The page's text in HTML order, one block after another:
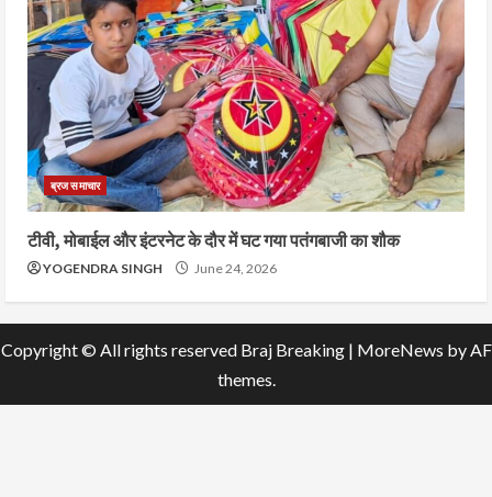
ब्रज समाचार
टीवी, मोबाईल और इंटरनेट के दौर में घट गया पतंगबाजी का शौक
YOGENDRA SINGH June 24, 2026
Copyright © All rights reserved Braj Breaking | MoreNews by AF
themes.